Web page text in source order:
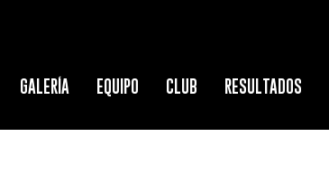
GALERÍA EQUIPO CLUB RESULTADOS